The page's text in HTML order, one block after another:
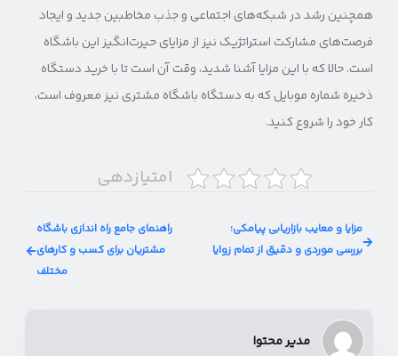
همچنین رشد در شبکه‌های اجتماعی و جذب مخاطبین جدید و ایجاد
فرصت‌های مشارکت استراتژیک نیز از مزایای حیرت‌انگیز این باشگاه
است. حالا که با این مزایا آشنا شدید، وقت آن است تا با خرید دستگاه
ذخیره شماره موبایل که به دستگاه باشگاه مشتری نیز معروف است،
کار خود را شروع کنید.
امتیازدهی
مزایا و معایب بازاریابی پیامکی؛
بررسی موردی و دقیق از تمام زوایا
راهنمای جامع راه اندازی باشگاه
مشتریان برای کسب و کارهای
مختلف
مدیر محتوا